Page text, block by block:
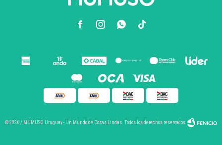
  
© 2026 / MUMUSO Uruguay - Un Mundo de Cosas Lindas. Todos los derechos reservados.